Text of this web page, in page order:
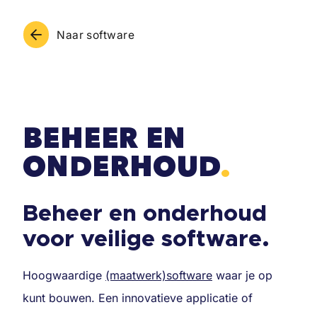
inhoud
Naar software
BEHEER EN
ONDERHOUD.
Beheer en onderhoud
voor veilige software.
Hoogwaardige (maatwerk)software waar je op
kunt bouwen. Een innovatieve applicatie of